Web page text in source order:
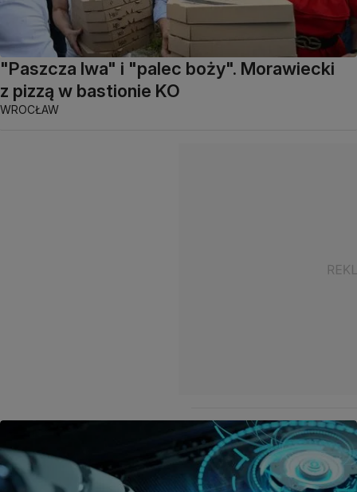
"Paszcza lwa" i "palec boży". Morawiecki
z pizzą w bastionie KO
WROCŁAW